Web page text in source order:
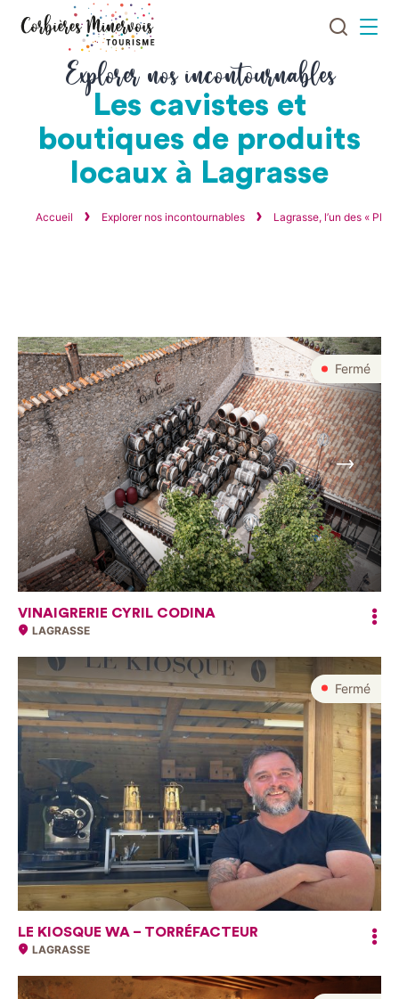
Corbières
Minervois
JeMenu
Explorer nos incontournables
Les cavistes et
boutiques de produits
locaux à Lagrasse
Accueil Explorer nos incontournables Lagrasse, l’un des «
Fermé
Suivant
VINAIGRERIE CYRIL CODINA
LAGRASSE
Fermé
LE KIOSQUE WA – TORRÉFACTEUR
LAGRASSE